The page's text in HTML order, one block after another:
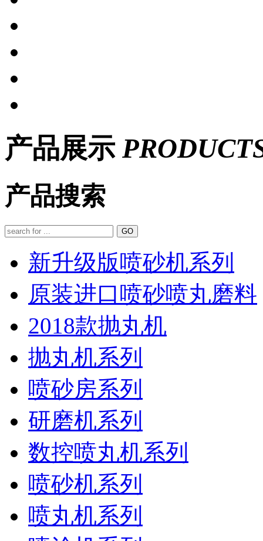
产品展示
产品搜索
GO
新升级版喷砂机系列
原装进口喷砂喷丸磨料
2018款抛丸机
抛丸机系列
喷砂房系列
研磨机系列
数控喷丸机系列
喷砂机系列
喷丸机系列